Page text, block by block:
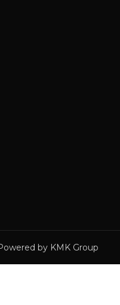
by KMK Group